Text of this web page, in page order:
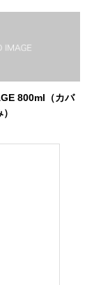
800ml（カバ